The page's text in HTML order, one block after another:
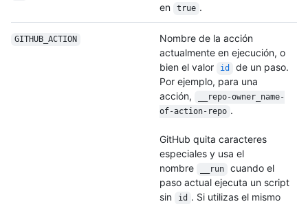
en
true .
GITHUB_ACTION
Nombre de la acción
actualmente en ejecución, o
bien el valor
id
de un paso.
Por ejemplo, para una
acción,
__repo-owner_name-
of-action-repo .
GitHub quita caracteres
especiales y usa el
nombre
__run
cuando el
paso actual ejecuta un script
sin
id . Si utilizas el mismo